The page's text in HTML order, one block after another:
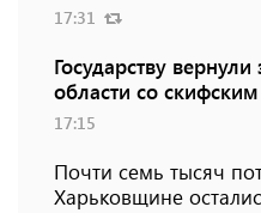
17:31
Государству
области со
17:15
Почти семь тысяч
Харьковщине